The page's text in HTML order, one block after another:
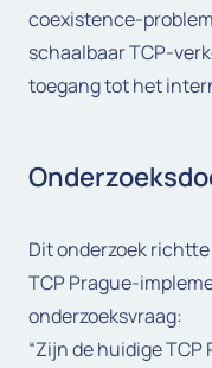
coexistence-
schaalbaar TCP-
toegang tot het
Dit onderzoek
TCP Prague-
onderzoeksvraag:
“Zijn de huidige